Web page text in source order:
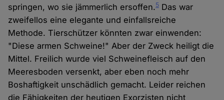
springen, wo sie jämmerlich ersoffen.5 Das war
zweifellos eine elegante und einfallsreiche
Methode. Tierschützer könnten zwar einwenden:
"Diese armen Schweine!" Aber der Zweck heiligt die
Mittel. Freilich wurde viel Schweinefleisch auf den
Meeresboden versenkt, aber eben noch mehr
Boshaftigkeit unschädlich gemacht. Leider reichen
die Fähigkeiten der heutigen Exorzisten nicht